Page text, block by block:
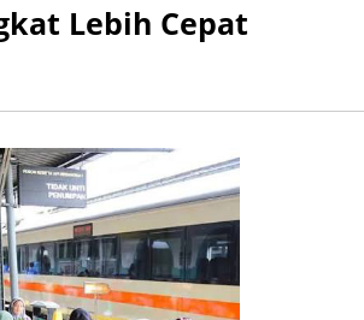
Lebih Cepat